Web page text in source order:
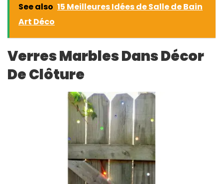
See also 15 Meilleures Idées de Salle de Bain
Art Déco
Verres Marbles Dans Décor
De Clôture